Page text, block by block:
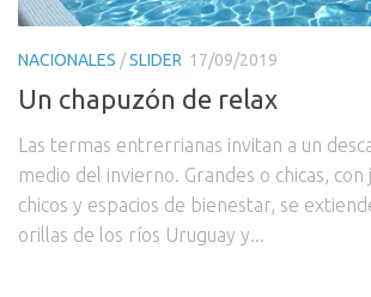
NACIONALES /SLIDER 17/09/2019
Un chapuzón de relax
Las termas entrerrianas invitan a un
medio del invierno. Grandes o chicas, con
chicos y espacios de bienestar, se
orillas de los ríos Uruguay y...